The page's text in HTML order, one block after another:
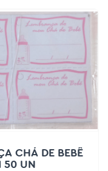
CHÁ DE BEBÊ
50 UN